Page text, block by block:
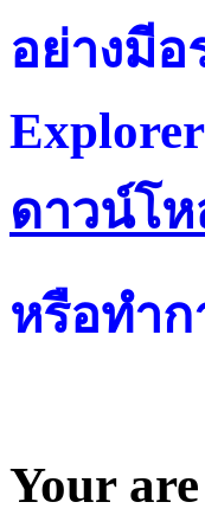
อย่างมีอ
ดาวน์โ
หรือทำ
Your